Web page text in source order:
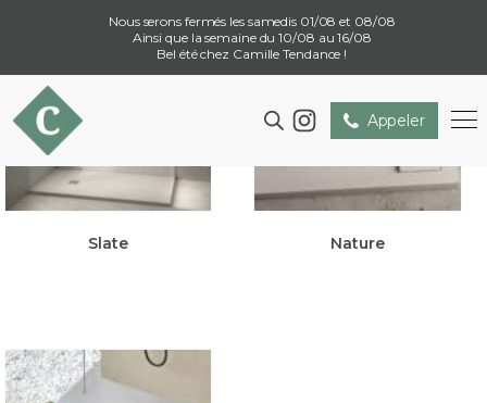
Nous serons fermés les samedis 01/08 et 08/08
Ainsi que la semaine du 10/08 au 16/08
Bel été chez Camille Tendance !
Appeler
Slate Nature